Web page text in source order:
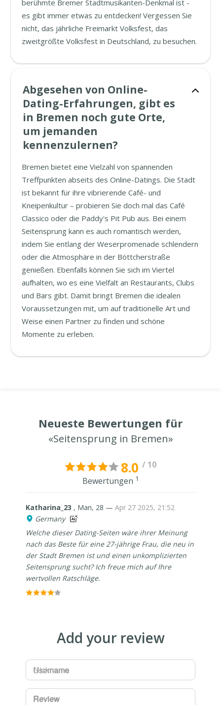
berühmte Bremer Stadtmusikanten-Denkmal ist -
es gibt immer etwas zu entdecken! Vergessen Sie
nicht, das jährliche Freimarkt Volksfest, das
zweitgrößte Volksfest in Deutschland, zu besuchen.
Abgesehen von Online-
Dating-Erfahrungen, gibt es
in Bremen noch gute Orte,
um jemanden
kennenzulernen?
Bremen bietet eine Vielzahl von spannenden
Treffpunkten abseits des Online-Datings. Die Stadt
ist bekannt für ihre vibrierende Café- und
Kneipenkultur – probieren Sie doch mal das Café
Classico oder die Paddy's Pit Pub aus. Bei einem
Seitensprung kann es auch romantisch werden,
indem Sie entlang der Weserpromenade schlendern
oder die Atmosphäre in der Böttcherstraße
genießen. Ebenfalls können Sie sich im Viertel
aufhalten, wo es eine Vielfalt an Restaurants, Clubs
und Bars gibt. Damit bringt Bremen die idealen
Voraussetzungen mit, um auf traditionelle Art und
Weise einen Partner zu finden und schöne
Momente zu erleben.
Neueste Bewertungen für
«Seitensprung in Bremen»
8.0 / 10
Bewertungen 1
Katharina_23 , Man, 28 —Apr 27 2025, 21:52
Germany
Welche dieser Dating-Seiten wäre ihrer Meinung
nach das Beste für eine 27-jährige Frau, die neu in
der Stadt Bremen ist und einen unkomplizierten
Seitensprung sucht? Ich freue mich auf Ihre
wertvollen Ratschläge.
Add your review
Username
Review